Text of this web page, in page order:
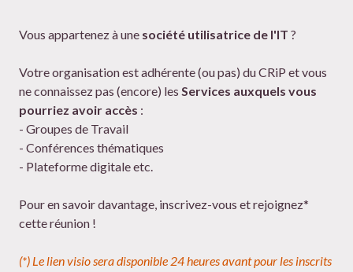
Vous appartenez à une société utilisatrice de l'IT ?
Votre organisation est adhérente (ou pas) du CRiP et vous
ne connaissez pas (encore) les Services auxquels vous
pourriez avoir accès :
- Groupes de Travail
- Conférences thématiques
- Plateforme digitale etc.
Pour en savoir davantage, inscrivez-vous et rejoignez*
cette réunion !
(*) Le lien visio sera disponible 24 heures avant pour les inscrits